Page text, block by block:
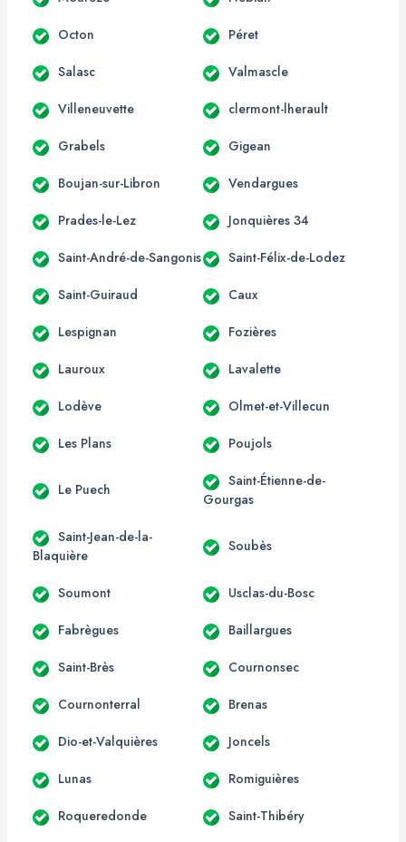
Octon Péret
Salasc Valmascle
Villeneuvette clermont-lherault
Grabels Gigean
Boujan-sur-Libron Vendargues
Prades-le-Lez Jonquières 34
Saint-André-de-Sangonis Saint-Félix-de-Lodez
Saint-Guiraud Caux
Lespignan Fozières
Lauroux Lavalette
Lodève Olmet-et-Villecun
Les Plans Poujols
Le Puech
Saint-Étienne-de-
Gourgas
Saint-Jean-de-la-
Blaquière
Soubès
Soumont Usclas-du-Bosc
Fabrègues Baillargues
Saint-Brès Cournonsec
Cournonterral Brenas
Dio-et-Valquières Joncels
Lunas Romiguières
Roqueredonde Saint-Thibéry